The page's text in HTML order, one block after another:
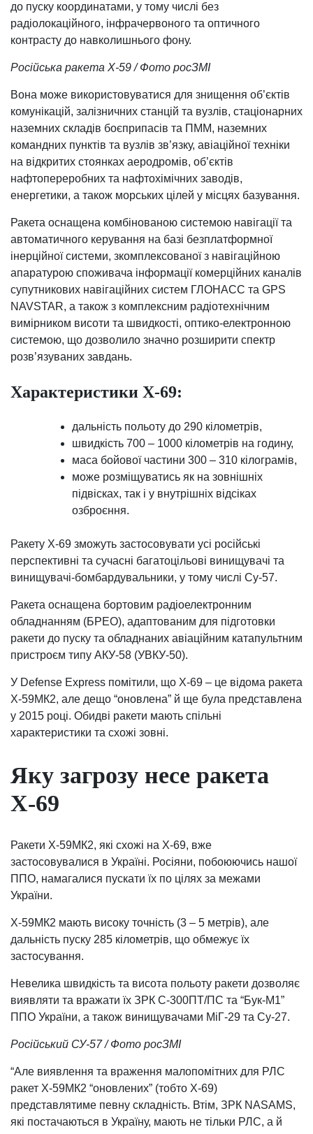
до пуску координатами, у тому числі без
радіолокаційного, інфрачервоного та оптичного
контрасту до навколишнього фону.
Російська ракета Х-59 / Фото росЗМІ
Вона може використовуватися для знищення об’єктів
комунікацій, залізничних станцій та вузлів, стаціонарних
наземних складів боєприпасів та ПММ, наземних
командних пунктів та вузлів зв’язку, авіаційної техніки
на відкритих стоянках аеродромів, об’єктів
нафтопереробних та нафтохімічних заводів,
енергетики, а також морських цілей у місцях базування.
Ракета оснащена комбінованою системою навігації та
автоматичного керування на базі безплатформної
інерційної системи, зкомплексованої з навігаційною
апаратурою споживача інформації комерційних каналів
супутникових навігаційних систем ГЛОНАСС та GPS
NAVSTAR, а також з комплексним радіотехнічним
вимірником висоти та швидкості, оптико-електронною
системою, що дозволило значно розширити спектр
розв’язуваних завдань.
Характеристики Х-69:
дальність польоту до 290 кілометрів,
швидкість 700 – 1000 кілометрів на годину,
маса бойової частини 300 – 310 кілограмів,
може розміщуватись як на зовнішніх
підвісках, так і у внутрішніх відсіках
озброєння.
Ракету Х-69 зможуть застосовувати усі російські
перспективні та сучасні багатоцільові винищувачі та
винищувачі-бомбардувальники, у тому числі Су-57.
Ракета оснащена бортовим радіоелектронним
обладнанням (БРЕО), адаптованим для підготовки
ракети до пуску та обладнаних авіаційним катапультним
пристроєм типу АКУ-58 (УВКУ-50).
У Defense Express помітили, що Х-69 – це відома ракета
Х-59МК2, але дещо “оновлена” й ще була представлена
у 2015 році. Обидві ракети мають спільні
характеристики та схожі зовні.
Яку загрозу несе ракета
Х-69
Ракети Х-59МК2, які схожі на Х-69, вже
застосовувалися в Україні. Росіяни, побоюючись нашої
ППО, намагалися пускати їх по цілях за межами
України.
Х-59МК2 мають високу точність (3 – 5 метрів), але
дальність пуску 285 кілометрів, що обмежує їх
застосування.
Невелика швидкість та висота польоту ракети дозволяє
виявляти та вражати їх ЗРК С-300ПТ/ПС та “Бук-М1”
ППО України, а також винищувачами МіГ-29 та Су-27.
Російський СУ-57 / Фото росЗМІ
“Але виявлення та враження малопомітних для РЛС
ракет Х-59МК2 “оновлених” (тобто Х-69)
представлятиме певну складність. Втім, ЗРК NASAMS,
які постачаються в Україну, мають не тільки РЛС, а й